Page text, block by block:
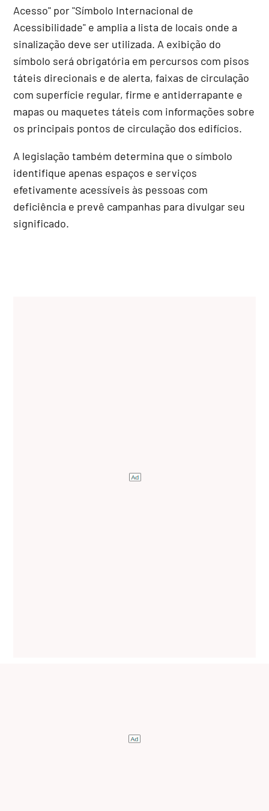
Acesso" por "Símbolo Internacional de
Acessibilidade" e amplia a lista de locais onde a
sinalização deve ser utilizada. A exibição do
símbolo será obrigatória em percursos com pisos
táteis direcionais e de alerta, faixas de circulação
com superfície regular, firme e antiderrapante e
mapas ou maquetes táteis com informações sobre
os principais pontos de circulação dos edifícios.
A legislação também determina que o símbolo
identifique apenas espaços e serviços
efetivamente acessíveis às pessoas com
deficiência e prevê campanhas para divulgar seu
significado.